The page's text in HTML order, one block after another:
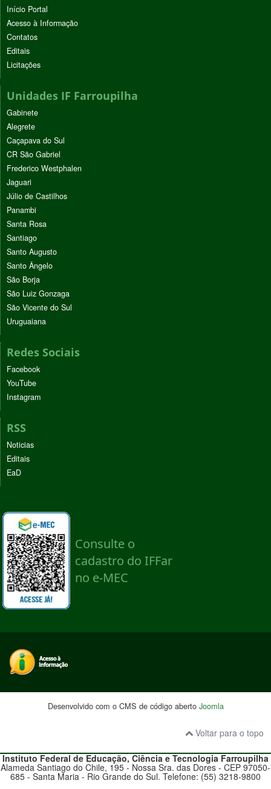
Início Portal
Acesso à Informação
Contatos
Editais
Licitações
Unidades IF Farroupilha
Gabinete
Alegrete
Caçapava do Sul
CR São Gabriel
Frederico Westphalen
Jaguari
Júlio de Castilhos
Panambi
Santa Rosa
Santiago
Santo Augusto
Santo Ângelo
São Borja
São Luiz Gonzaga
São Vicente do Sul
Uruguaiana
Redes Sociais
Facebook
YouTube
Instagram
RSS
Noticias
Editais
EaD
Desenvolvido com o CMS de código aberto Joomla
Voltar para o topo
Instituto Federal de Educação, Ciência e TecnologiaFarroupilha
Alameda Santiago do Chile, 195 - Nossa Sra. das Dores - CEP 97050-
685 - Santa Maria - Rio Grande do Sul. Telefone: (55) 3218-9800